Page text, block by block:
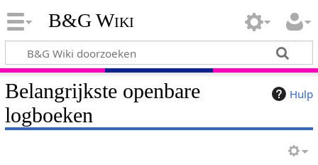
B&G Wiki
Hulp
Belangrijkste openbare
logboeken